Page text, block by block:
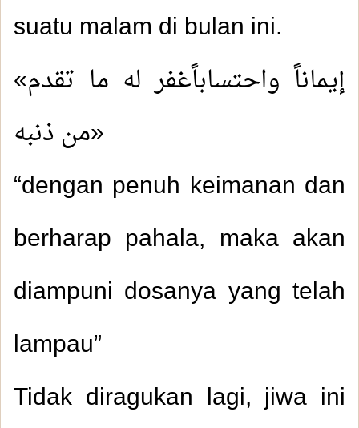
suatu malam di bulan ini.
«إيماناً واحتساباًغفر له ما تقدم
من ذنبه»
“dengan penuh keimanan dan
berharap pahala, maka akan
diampuni dosanya yang telah
lampau”
Tidak diragukan lagi, jiwa ini